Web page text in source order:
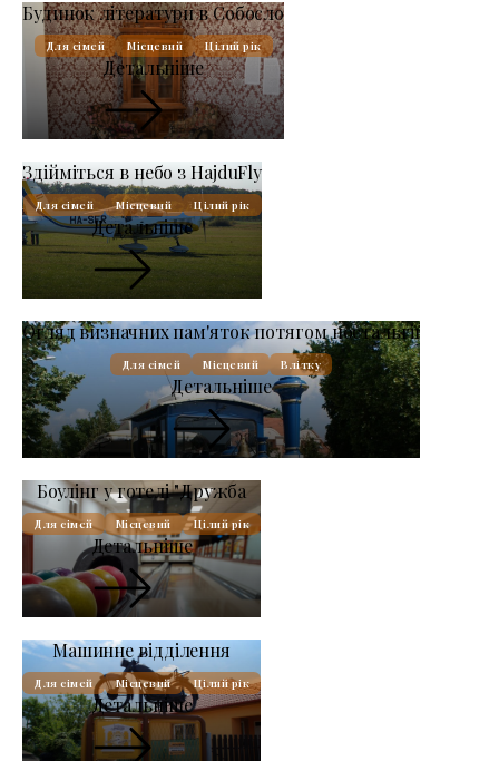
Будинок літератури в Собосло
Для сімей Місцевий Цілий рік
Детальніше
Здійміться в небо з HajduFly
Для сімей Місцевий Цілий рік
Детальніше
Огляд визначних пам'яток потягом ностальгії
Для сімей Місцевий Влітку
Детальніше
Боулінг у готелі "Дружба
Для сімей Місцевий Цілий рік
Детальніше
Машинне відділення
Для сімей Місцевий Цілий рік
Детальніше